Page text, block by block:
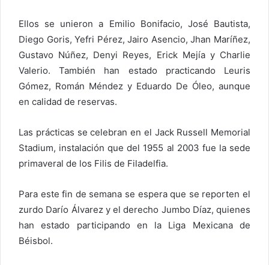
Ellos se unieron a Emilio Bonifacio, José Bautista,
Diego Goris, Yefri Pérez, Jairo Asencio, Jhan Maríñez,
Gustavo Núñez, Denyi Reyes, Erick Mejía y Charlie
Valerio. También han estado practicando Leuris
Gómez, Román Méndez y Eduardo De Óleo, aunque
en calidad de reservas.
Las prácticas se celebran en el Jack Russell Memorial
Stadium, instalación que del 1955 al 2003 fue la sede
primaveral de los Filis de Filadelfia.
Para este fin de semana se espera que se reporten el
zurdo Darío Álvarez y el derecho Jumbo Díaz, quienes
han estado participando en la Liga Mexicana de
Béisbol.